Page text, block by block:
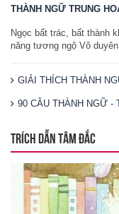
THÀNH NGỮ TRUNG
Ngọc bất trác, bất thành
năng tương ngộ Vô
GIẢI THÍCH THÀNH
90 CÂU THÀNH NGỮ -
TRÍCH DẪN TÂM ĐẮC